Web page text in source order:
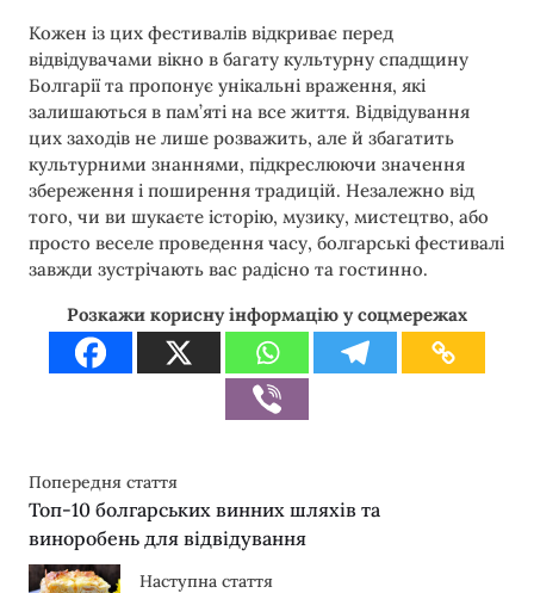
Кожен із цих фестивалів відкриває перед
відвідувачами вікно в багату культурну спадщину
Болгарії та пропонує унікальні враження, які
залишаються в пам’яті на все життя. Відвідування
цих заходів не лише розважить, але й збагатить
культурними знаннями, підкреслюючи значення
збереження і поширення традицій. Незалежно від
того, чи ви шукаєте історію, музику, мистецтво, або
просто веселе проведення часу, болгарські фестивалі
завжди зустрічають вас радісно та гостинно.
Розкажи корисну інформацію у соцмережах
Попередня стаття
Топ-10 болгарських винних шляхів та
виноробень для відвідування
Наступна стаття